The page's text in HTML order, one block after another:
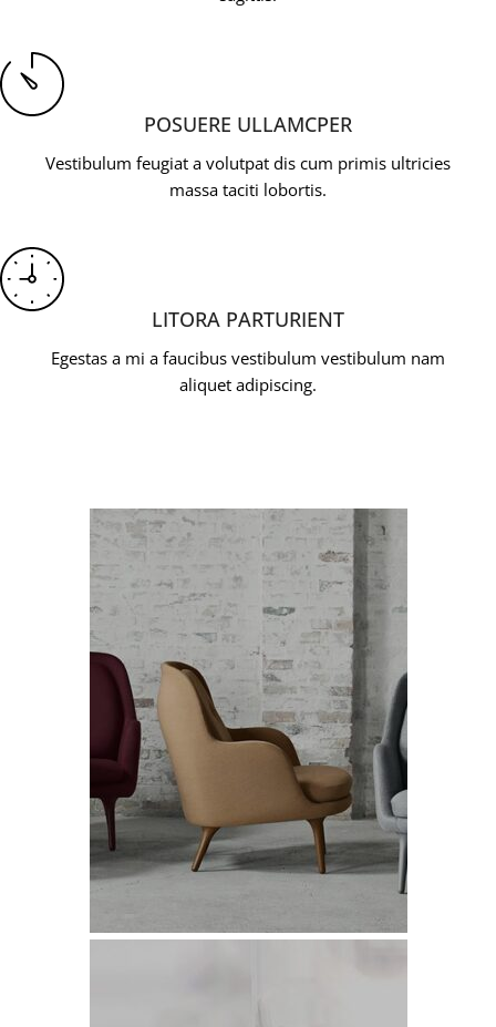
POSUERE ULLAMCPER
Vestibulum feugiat a volutpat dis cum primis ultricies
massa taciti lobortis.
LITORA PARTURIENT
Egestas a mi a faucibus vestibulum vestibulum nam
aliquet adipiscing.